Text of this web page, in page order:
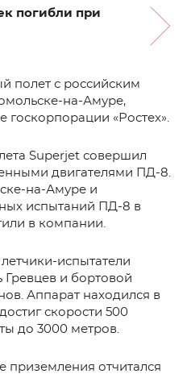
погибли при
полет с российским
на-Амуре,
госкорпорации «Ростех».
Superjet совершил
двигателями ПД-8.
на-Амуре и
испытаний ПД-8 в
в компании.
испытатели
и бортовой
Аппарат находился в
скорости 500
до 3000 метров.
приземления отчитался